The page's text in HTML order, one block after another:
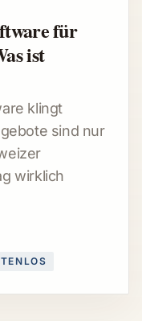
für
ist
klingt
sind nur
wirklich